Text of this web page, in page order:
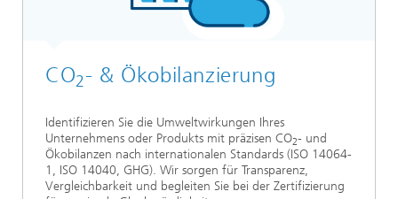
CO2- & Ökobilanzierung
Identifizieren Sie die Umweltwirkungen Ihres
Unternehmens oder Produkts mit präzisen CO2- und
Ökobilanzen nach internationalen Standards (ISO 14064-
1, ISO 14040, GHG). Wir sorgen für Transparenz,
Vergleichbarkeit und begleiten Sie bei der Zertifizierung